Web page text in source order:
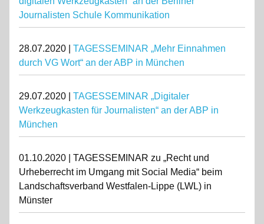
Journalisten Schule Kommunikation
28.07.2020 | TAGESSEMINAR „Mehr Einnahmen
durch VG Wort“ an der ABP in München
29.07.2020 | TAGESSEMINAR „Digitaler
Werkzeugkasten für Journalisten“ an der ABP in
München
01.10.2020 | TAGESSEMINAR zu „Recht und
Urheberrecht im Umgang mit Social Media“ beim
Landschaftsverband Westfalen-Lippe (LWL) in
Münster